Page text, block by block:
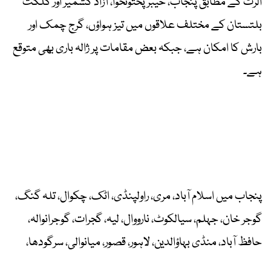
بلتستان کے مختلف علاقوں میں تیز ہواؤں، گرج چمک اور
بارش کا امکان ہے، جبکہ بعض مقامات پر ژالہ باری بھی متوقع
ہے۔
پنجاب میں اسلام آباد، مری، راولپنڈی، اٹک، چکوال، تلہ گنگ،
گوجر خان، جہلم، سیالکوٹ، نارووال، لیہ، گجرات، گوجرانوالہ،
حافظ آباد، منڈی بہاؤالدین، لاہور، قصور، میانوالی، سرگودھا،